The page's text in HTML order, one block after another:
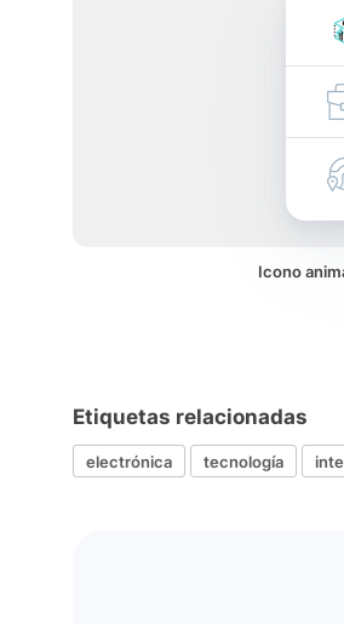
Icono
Etiquetas relacionadas
electrónica tecnología